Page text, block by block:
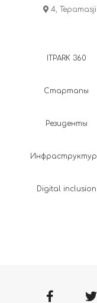
4,
ITPARK 360
Стартапы
Резиденты
Digital inclusion